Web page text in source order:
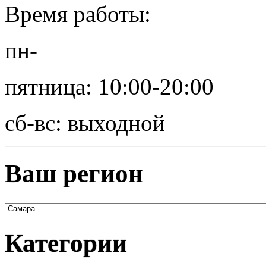
Время работы:
пн-
пятница: 10:00-20:00
сб-вс: выходной
Ваш регион
Категории